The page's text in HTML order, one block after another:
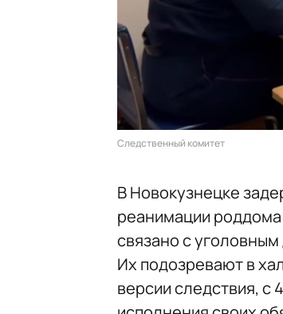
Следственный комитет
В Новокузнецке
реанимации
связано с
Их подозревают в
версии следствия, с